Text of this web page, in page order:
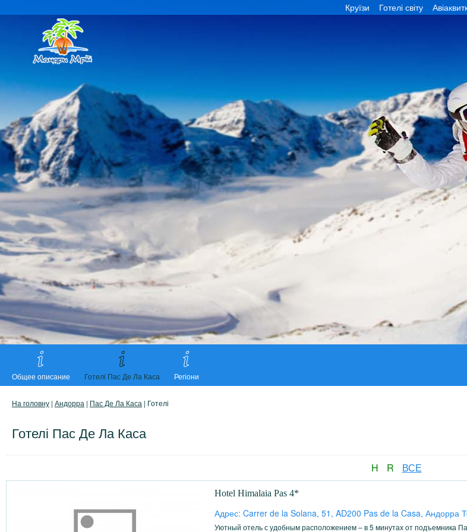
Круїзи Готелі світу
Общее описание Готелі Пас Де Ла Каса Регіони
На головну | Андорра | Пас Де Ла Каса | Готелі
Готелі Пас Де Ла Каса
H R ВСЕ
Hotel Himalaia Pas 4*
Адрес: Carrer de la Solana, 51, AD200 Pas de la Casa, Андорра
Уютный отель с удобным расположением – в 5 минутах от подъемника